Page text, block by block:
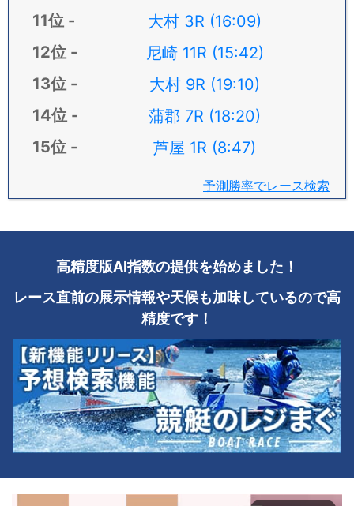
大村 3R (16:09)
尼崎 11R (15:42)
大村 9R (19:10)
蒲郡 7R (18:20)
芦屋 1R (8:47)
予測勝率でレース検索
高精度版AI指数の提供を始めました！
レース直前の展示情報や天候も加味しているので高
精度です！